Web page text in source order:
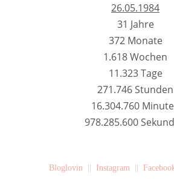
26.05.1984
31 Jahre
372 Monate
1.618 Wochen
11.323 Tage
271.746 Stunden
16.304.760
978.285.600
Bloglovin|| Instagram||